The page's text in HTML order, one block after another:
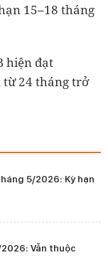
15–18 tháng
hiện đạt
từ 24 tháng trở
5/2026: Kỳ hạn
Vẫn thuộc